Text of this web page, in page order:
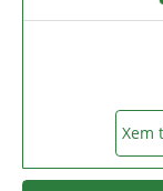
Xem